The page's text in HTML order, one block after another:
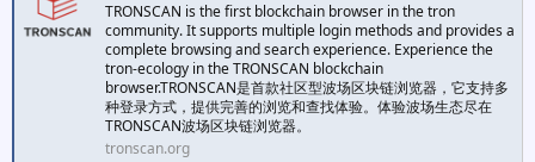
TRONSCAN is the first blockchain browser in the tron
community. It supports multiple login methods and provides a
complete browsing and search experience. Experience the
tron-ecology in the TRONSCAN blockchain
browser.TRONSCAN是首款社区型波场区块链浏览器，它支持多
种登录方式，提供完善的浏览和查找体验。体验波场生态尽在
TRONSCAN波场区块链浏览器。
tronscan.org